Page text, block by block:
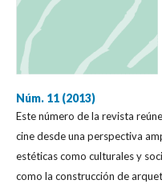
Núm. 11 (2013)
Este número de la revista
cine desde una perspectiva
estéticas como culturales y
como la construcción de